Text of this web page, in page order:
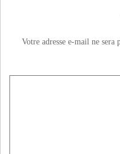
Votre adresse e-mail ne sera